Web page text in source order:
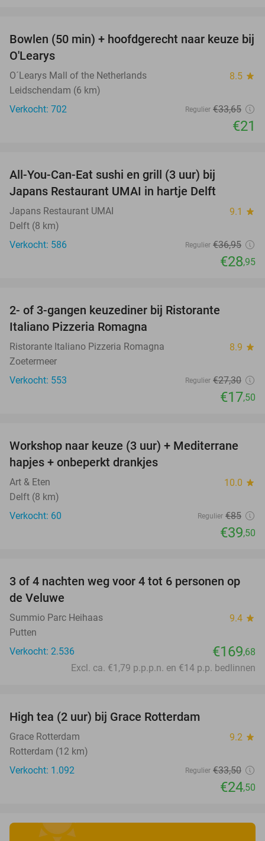
38%
Bowlen (50 min) + hoofdgerecht naar keuze bij
O'Learys
O´Learys Mall of the Netherlands 8.5 star
Leidschendam (6 km)
Verkocht: 702
Regulier €33,65
€21
All-You-Can-Eat sushi en grill (3 uur) bij
Japans Restaurant UMAI in hartje Delft
Japans Restaurant UMAI 9.1 star
Delft (8 km)
Verkocht: 586
Regulier €36,95
€28,95
2- of 3-gangen keuzediner bij Ristorante
Italiano Pizzeria Romagna
Ristorante Italiano Pizzeria Romagna 8.9 star
Zoetermeer
Verkocht: 553
Regulier €27,30
€17,50
54%
Workshop naar keuze (3 uur) + Mediterrane
hapjes + onbeperkt drankjes
Art & Eten 10.0 star
Delft (8 km)
Verkocht: 60
Regulier €85
€39,50
3 of 4 nachten weg voor 4 tot 6 personen op
de Veluwe
Summio Parc Heihaas 9.4 star
Putten
Verkocht: 2.536
€169,68
Excl. ca. €1,79 p.p.p.n. en €14 p.p. bedlinnen
High tea (2 uur) bij Grace Rotterdam
Grace Rotterdam 9.2 star
Rotterdam (12 km)
Verkocht: 1.092
Regulier €33,50
€24,50